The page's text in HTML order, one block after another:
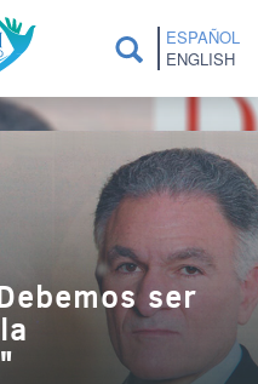
ESPAÑOL
ENGLISH
ser